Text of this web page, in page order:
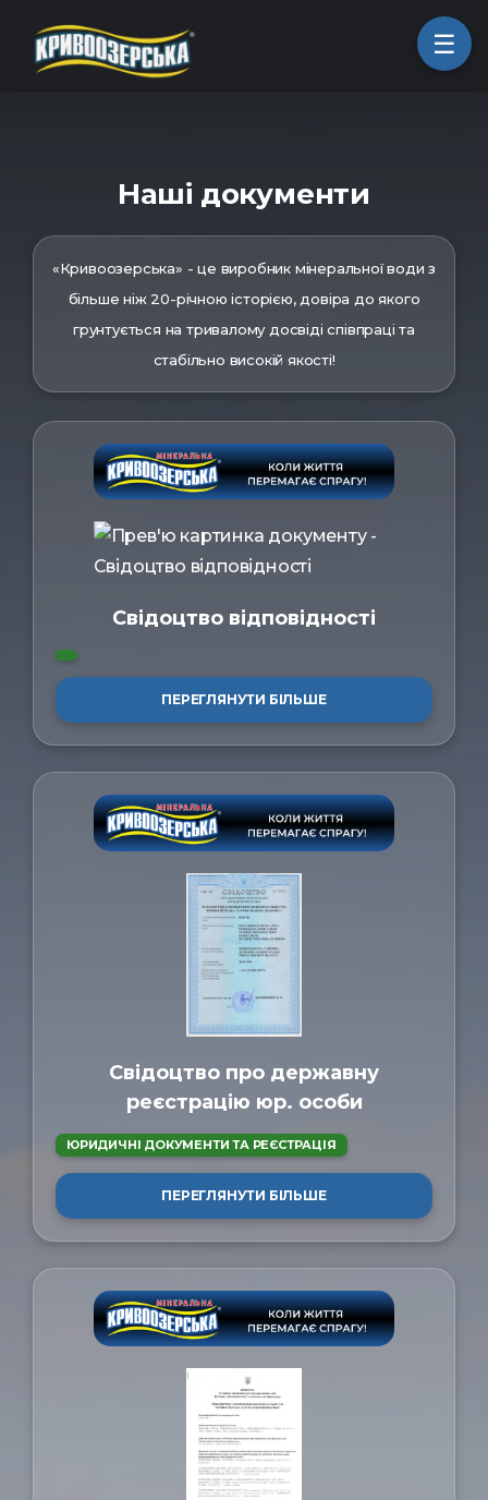
ㅤПро компанію
ㅤКоманда
ㅤКар'єра
ㅤЗв'язатись
Наші документи
«Кривоозерська» - це виробник мінеральної води з
більше ніж 20-річною історією, довіра до якого
грунтується на тривалому досвіді співпраці та
стабільно високій якості!
Свідоцтво відповідності
ПЕРЕГЛЯНУТИ БІЛЬШЕ
Свідоцтво про державну
реєстрацію юр. особи
ЮРИДИЧНІ ДОКУМЕНТИ ТА РЕЄСТРАЦІЯ
ПЕРЕГЛЯНУТИ БІЛЬШЕ